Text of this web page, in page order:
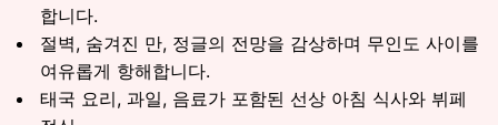
합니다.
절벽, 숨겨진 만, 정글의 전망을 감상하며 무인도 사이를
여유롭게 항해합니다.
태국 요리, 과일, 음료가 포함된 선상 아침 식사와 뷔페